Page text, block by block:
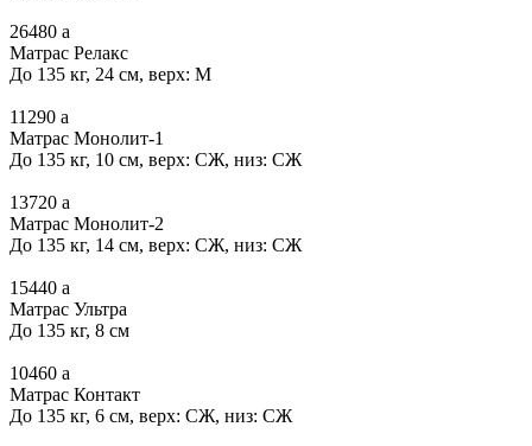
26480 a
Матрас Релакс
До 135 кг, 24 см, верх: М
11290 a
Матрас Монолит-1
До 135 кг, 10 см, верх: СЖ, низ: СЖ
13720 a
Матрас Монолит-2
До 135 кг, 14 см, верх: СЖ, низ: СЖ
15440 a
Матрас Ультра
До 135 кг, 8 см
10460 a
Матрас Контакт
До 135 кг, 6 см, верх: СЖ, низ: СЖ